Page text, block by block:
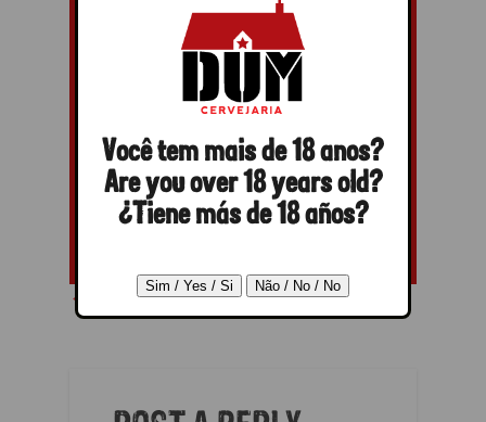
← PreviousNext →
Você tem mais de 18 anos?
Are you over 18 years old?
¿Tiene más de 18 años?